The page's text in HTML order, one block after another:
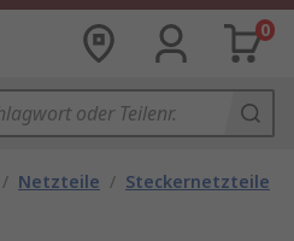
0
/ Netzteile / Steckernetzteile